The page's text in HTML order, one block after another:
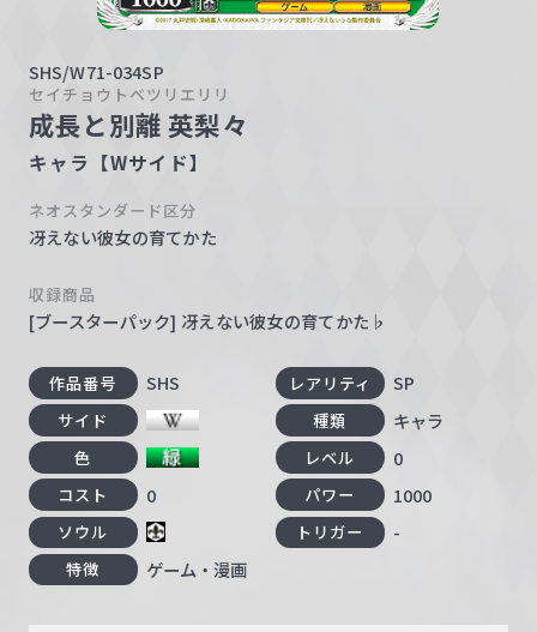
SHS/W71-034SP
セイチョウトベツリエリリ
成長と別離 英梨々
キャラ【Wサイド】
ネオスタンダード区分
冴えない彼女の育てかた
収録商品
[ブースターパック] 冴えない彼女の育てかた♭
作品番号 SHS レアリティ SP
サイド 種類 キャラ
色 レベル 0
コスト 0 パワー 1000
ソウル トリガー -
特徴 ゲーム・漫画